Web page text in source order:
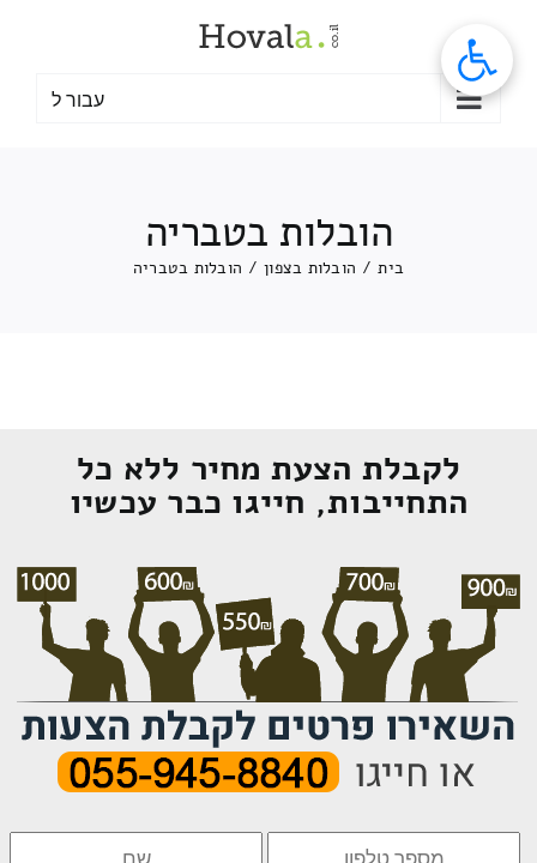
עבור ל
הובלות בטבריה
בית / הובלות בצפון / הובלות בטבריה
לקבלת הצעת מחיר ללא כל
התחייבות, חייגו כבר עכשיו